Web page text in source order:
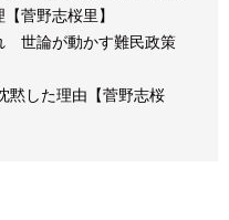
菅野志桜里】
世論が動かす難民政策
黙した理由【菅野志桜